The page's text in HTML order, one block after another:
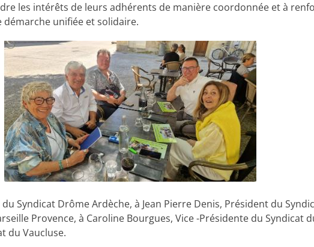
les intérêts de leurs adhérents de manière coordonnée et à
unifiée et solidaire.
Syndicat Drôme Ardèche, à Jean Pierre Denis, Président du
Provence, à Caroline Bourgues, Vice -Présidente du Syndicat
du Vaucluse.